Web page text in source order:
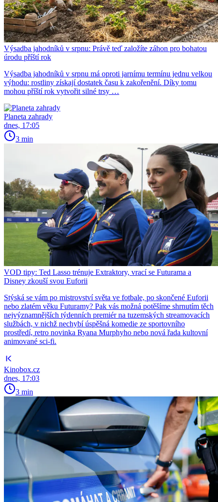
Výsadba jahodníků v srpnu: Právě teď založíte záhon pro bohatou
úrodu příští rok
Výsadba jahodníků v srpnu má oproti jarnímu termínu jednu velkou
výhodu: rostliny získají dostatek času k zakořenění. Díky tomu
mohou příští rok vytvořit silné trsy …
Planeta zahrady
dnes, 17:05
3 min
VOD tipy: Ted Lasso trénuje Extraktory, vrací se Futurama a
Disney zkouší svou Euforii
Stýská se vám po mistrovství světa ve fotbale, po skončené Euforii
nebo zlatém věku Futuramy? Pak vás možná potěšíme shrnutím těch
nejvýznamnějších týdenních premiér na tuzemských streamovacích
službách, v nichž nechybí úspěšná komedie ze sportovního
prostředí, retro novinka Ryana Murphyho nebo nová řada kultovní
animované sci-fi.
Kinobox.cz
dnes, 17:03
3 min